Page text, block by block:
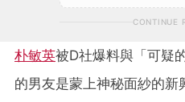
CONTINUE
朴敏英被D社爆料與「可疑
的男友是蒙上神秘面紗的新